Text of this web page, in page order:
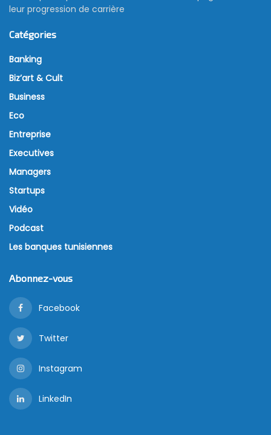
leur progression de carrière
Catégories
Banking
Biz’art & Cult
Business
Eco
Entreprise
Executives
Managers
Startups
Vidéo
Podcast
Les banques tunisiennes
Abonnez-vous
Facebook
Twitter
Instagram
LinkedIn